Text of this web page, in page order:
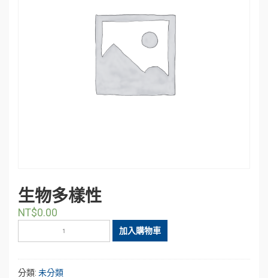
生物多樣性
NT$0.00
物
樣
加入購物車
分類: 未分類